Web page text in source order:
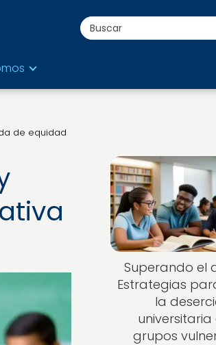
de equidad
Superando el
Estrategias
la
universitaria
grupos